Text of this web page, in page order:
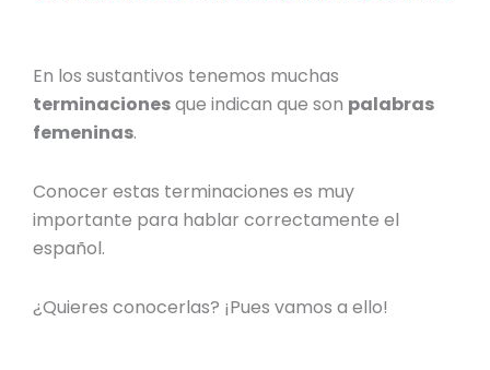
En los sustantivos tenemos muchas
terminacionesque indican que son palabras
femeninas.
Conocer estas terminaciones es muy
importante para hablar correctamente el
español.
¿Quieres conocerlas? ¡Pues vamos a ello!